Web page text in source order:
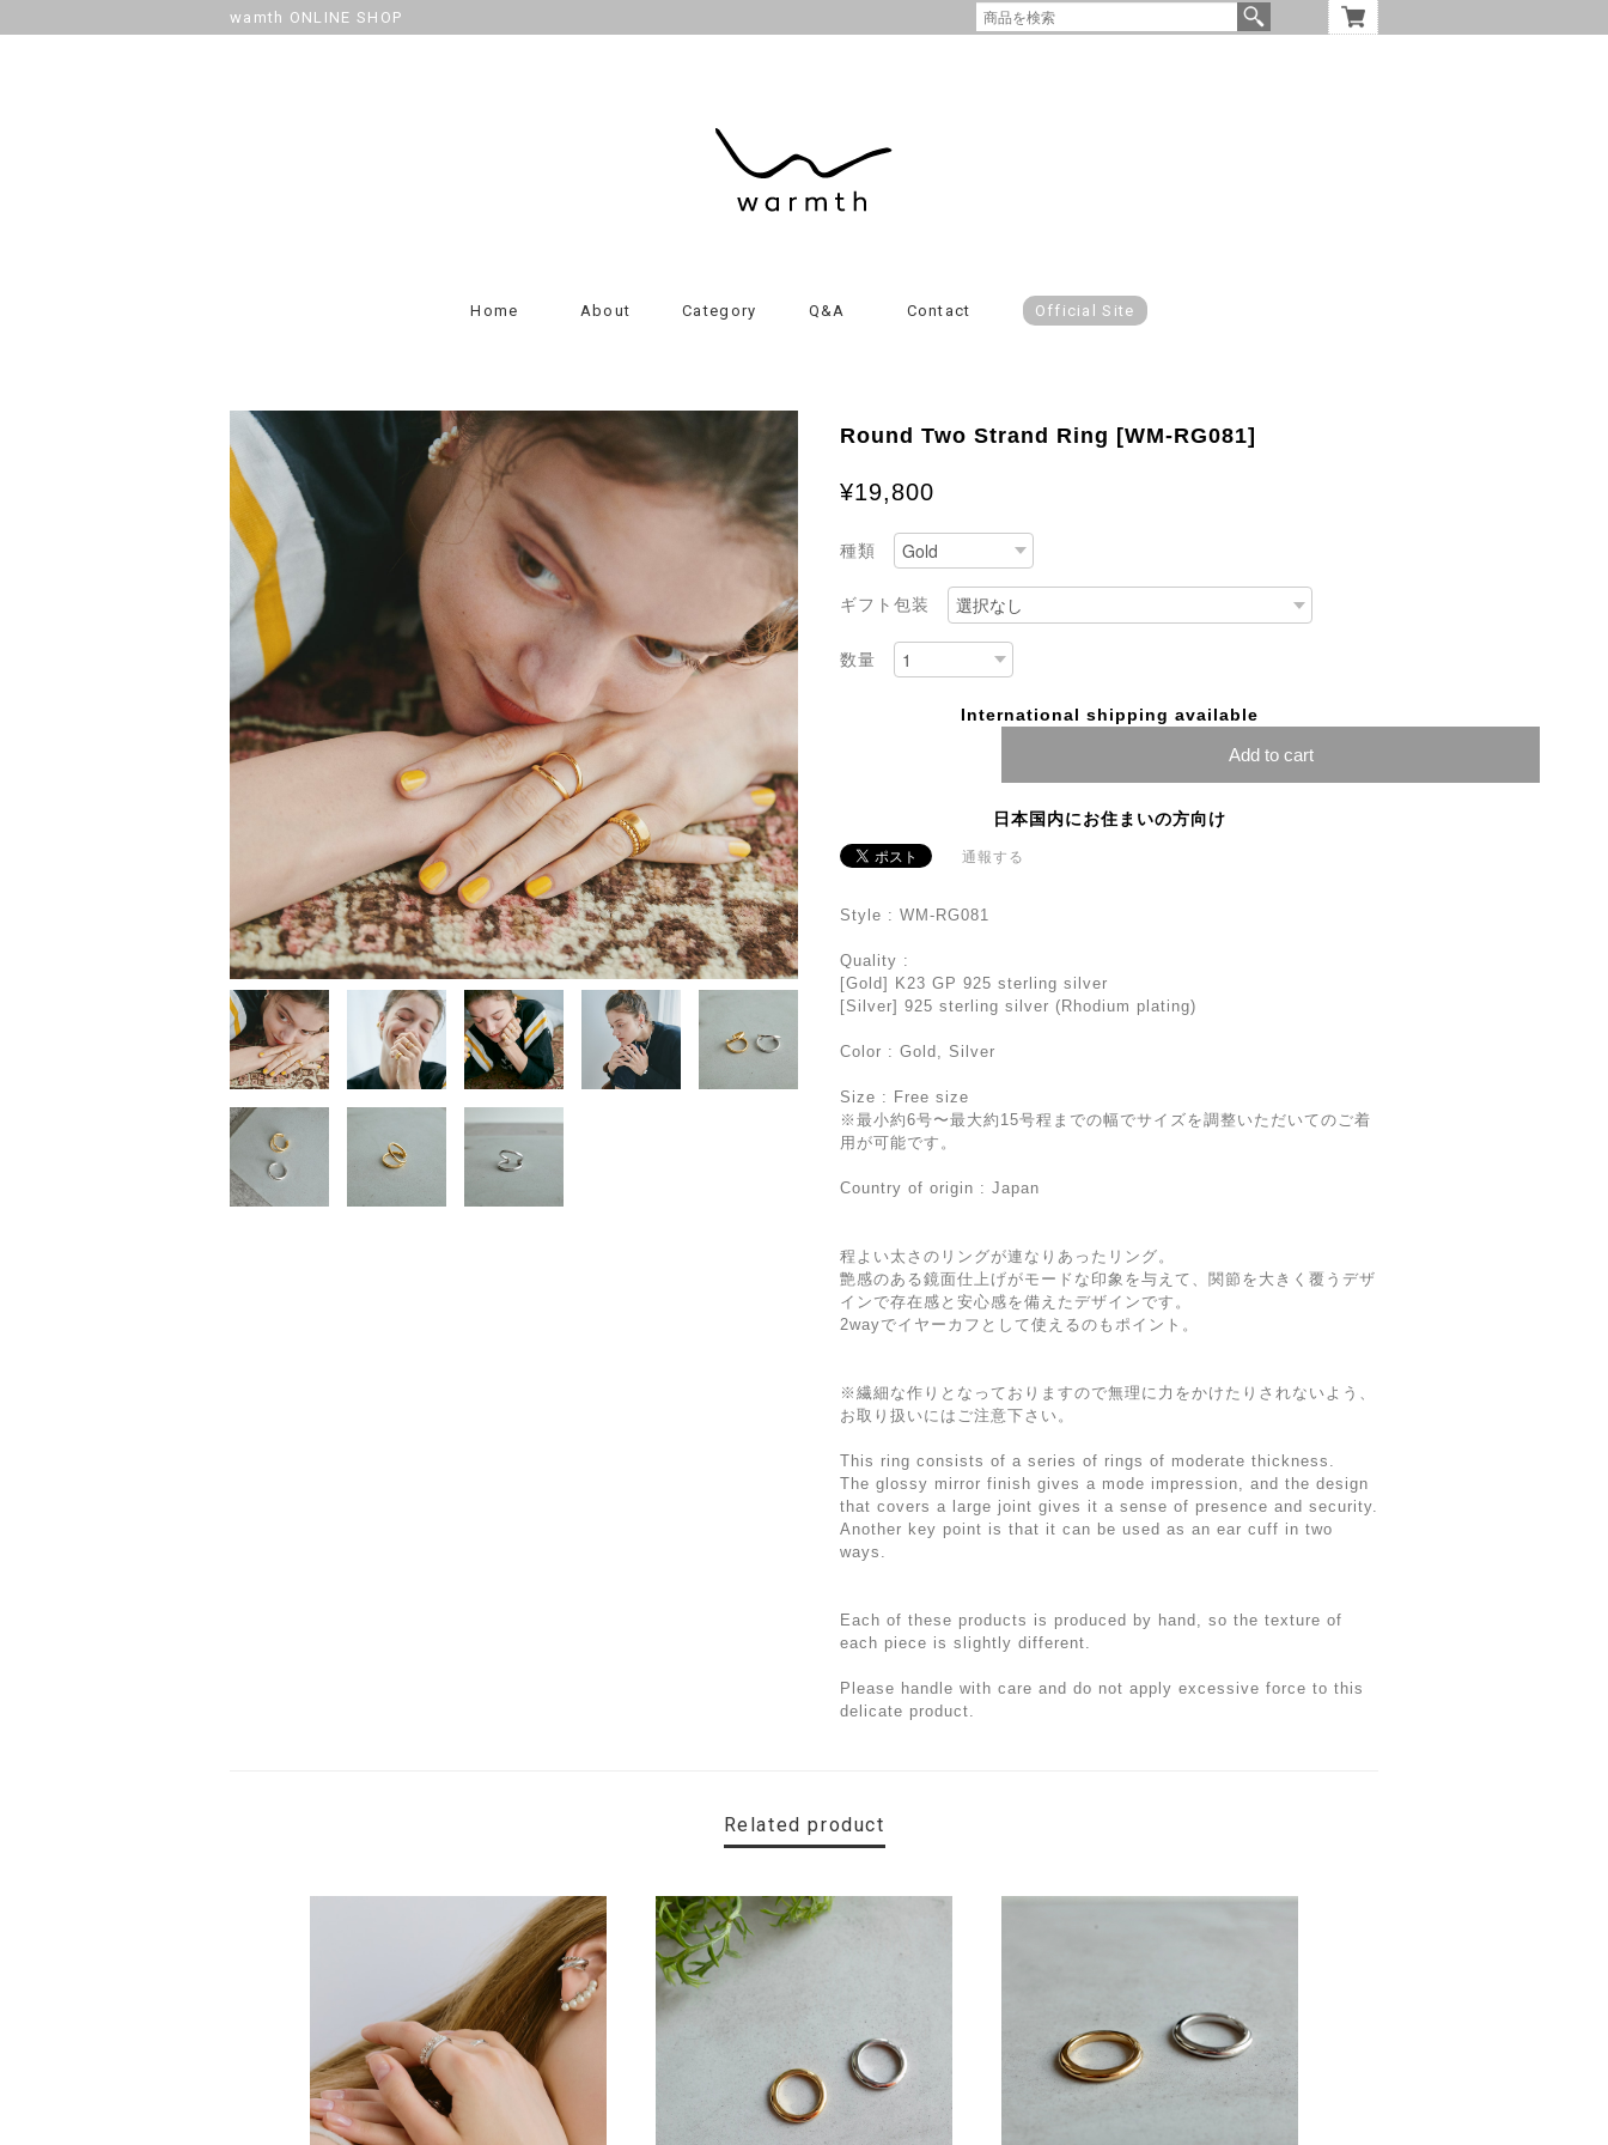
wamth ONLINE SHOP
Home About Category Q&A Contact Official Site
Round Two Strand Ring [WM-RG081]
¥19,800
種類
ギフト包装
数量
International shipping available
Add to cart
日本国内にお住まいの方向け
通報する
Style : WM-RG081
Quality :
[Gold] K23 GP 925 sterling silver
[Silver] 925 sterling silver (Rhodium plating)
Color : Gold, Silver
Size : Free size
※最小約6号〜最大約15号程までの幅でサイズを調整いただいてのご着
用が可能です。
Country of origin : Japan
程よい太さのリングが連なりあったリング。
艶感のある鏡面仕上げがモードな印象を与えて、関節を大きく覆うデザ
インで存在感と安心感を備えたデザインです。
2wayでイヤーカフとして使えるのもポイント。
※繊細な作りとなっておりますので無理に力をかけたりされないよう、
お取り扱いにはご注意下さい。
This ring consists of a series of rings of moderate thickness.
The glossy mirror finish gives a mode impression, and the design
that covers a large joint gives it a sense of presence and security.
Another key point is that it can be used as an ear cuff in two
ways.
Each of these products is produced by hand, so the texture of
each piece is slightly different.
Please handle with care and do not apply excessive force to this
delicate product.
Related product